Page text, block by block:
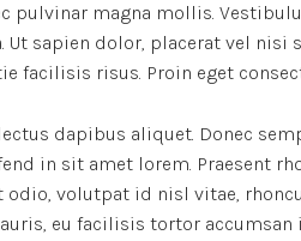
pulvinar magna mollis.
Ut sapien dolor, placerat vel
facilisis risus. Proin eget
dapibus aliquet. Donec
in sit amet lorem. Praesent
odio, volutpat id nisl vitae,
eu facilisis tortor